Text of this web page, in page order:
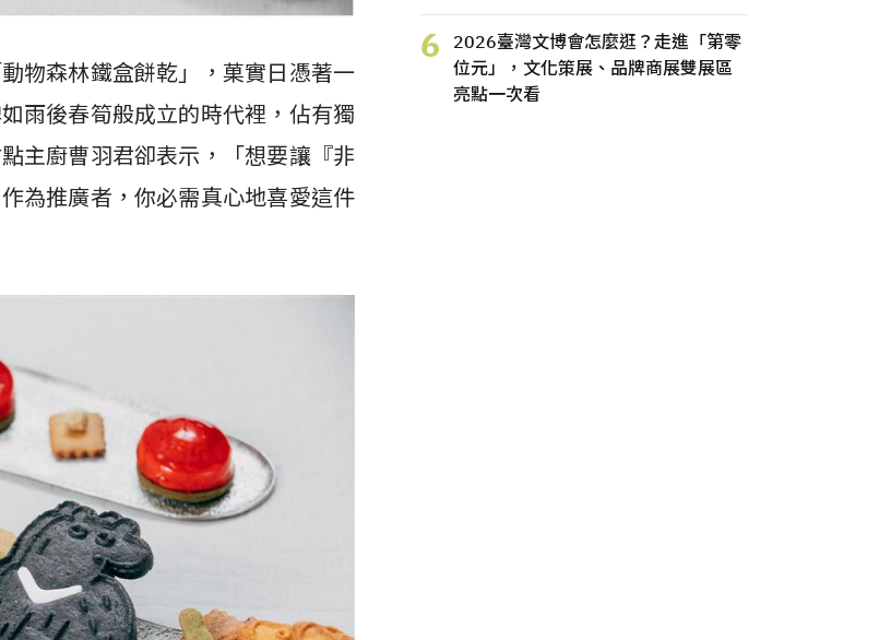
物森林鐵盒餅乾」，菓實日憑著一
雨後春筍般成立的時代裡，佔有獨
主廚曹羽君卻表示，「想要讓『非
為推廣者，你必需真心地喜愛這件
6
2026臺灣文博會怎麼逛？走進「第零
位元」，文化策展、品牌商展雙展區
亮點一次看